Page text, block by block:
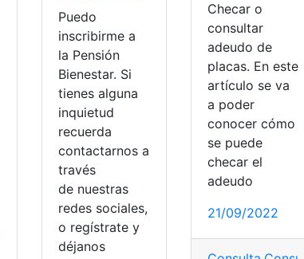
Puedo
inscribirme a
la Pensión
Bienestar. Si
tienes alguna
inquietud
recuerda
contactarnos a
través
de nuestras
redes sociales,
o regístrate y
déjanos
Checar o
consultar
adeudo de
placas. En este
artículo se va
a poder
conocer cómo
se puede
checar el
adeudo
21/09/2022